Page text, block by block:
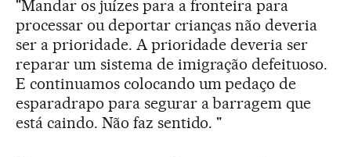
"Mandar os juízes para a fronteira para
processar ou deportar crianças não deveria
ser a prioridade. A prioridade deveria ser
reparar um sistema de imigração defeituoso.
E continuamos colocando um pedaço de
esparadrapo para segurar a barragem que
está caindo. Não faz sentido. "